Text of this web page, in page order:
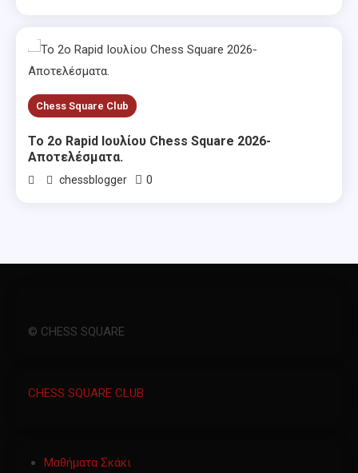
Chess Square Club
Το 2ο Rapid Ιουλίου Chess Square 2026-
Αποτελέσματα.
chessblogger 0
© CHESS SQUARE
CHESS SQUARE CLUB
Μαθήματα Σκάκι